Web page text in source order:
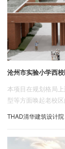
沧州市实验小学西
本项目在规划格局
型等方面唤起老校区
THAD清华建筑设计院